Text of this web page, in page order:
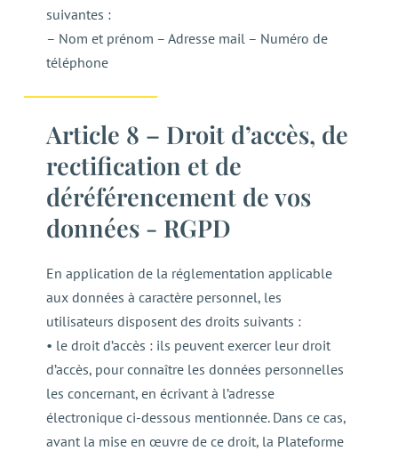
suivantes :
– Nom et prénom – Adresse mail – Numéro de
téléphone
Article 8 – Droit d’accès, de
rectification et de
déréférencement de vos
données - RGPD
En application de la réglementation applicable
aux données à caractère personnel, les
utilisateurs disposent des droits suivants :
• le droit d’accès : ils peuvent exercer leur droit
d’accès, pour connaître les données personnelles
les concernant, en écrivant à l’adresse
électronique ci-dessous mentionnée. Dans ce cas,
avant la mise en œuvre de ce droit, la Plateforme